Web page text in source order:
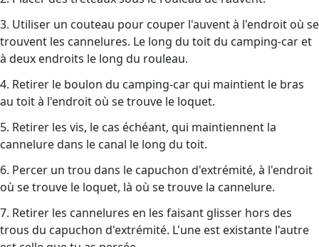
3. Utiliser un couteau pour couper l'auvent à l'endroit où se
trouvent les cannelures. Le long du toit du camping-car et
à deux endroits le long du rouleau.
4. Retirer le boulon du camping-car qui maintient le bras
au toit à l'endroit où se trouve le loquet.
5. Retirer les vis, le cas échéant, qui maintiennent la
cannelure dans le canal le long du toit.
6. Percer un trou dans le capuchon d'extrémité, à l'endroit
où se trouve le loquet, là où se trouve la cannelure.
7. Retirer les cannelures en les faisant glisser hors des
trous du capuchon d'extrémité. L'une est existante l'autre